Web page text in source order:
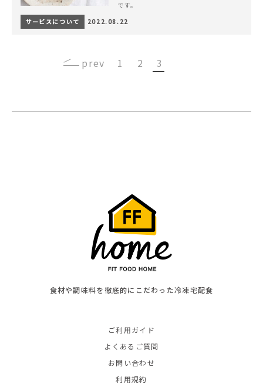
です。
サービスについて
2022.08.22
‹ 1 2 3
食材や調味料を徹底的にこだわった冷凍宅配食
ご利用ガイド
よくあるご質問
お問い合わせ
利用規約